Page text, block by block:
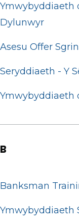
Ymwybyddiaeth
Dylunwyr
Asesu Offer
Seryddiaeth - Y
Ymwybyddiaeth
B
Banksman
Ymwybyddiaeth